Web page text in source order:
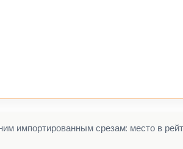
импортированным срезам: место в